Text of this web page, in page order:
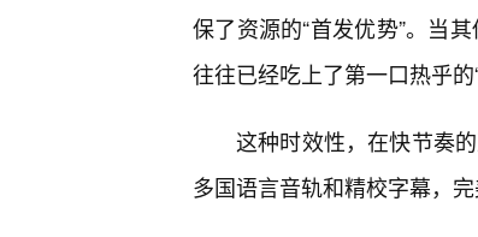
保了资源的“首发优势”。当
往往已经吃上了第一口热乎的“
这种时效性，在快节奏
多国语言音轨和精校字幕，